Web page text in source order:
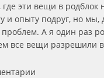
эти вещи в родблок
опыту подруг, но мы,
А я один раз
все вещи разрешили